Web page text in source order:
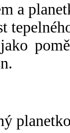
a